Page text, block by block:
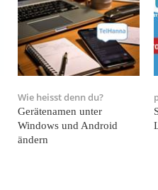
Wie heisst denn du?
Gerätenamen unter
Windows und Android
ändern